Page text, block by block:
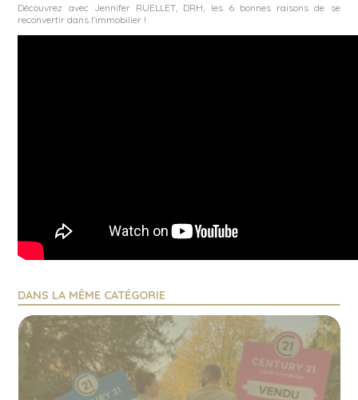
Découvrez avec Jennifer RUELLET, DRH, les 6 bonnes raisons de se
reconvertir dans l’immobilier !
DANS LA MÊME CATÉGORIE